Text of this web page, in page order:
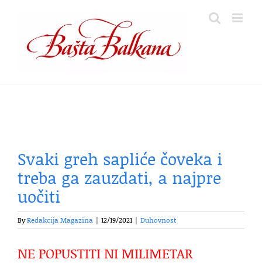
content
Svaki greh sapliće čoveka i
treba ga zauzdati, a najpre
uočiti
ByRedakcija Magazina 12/19/2021 Duhovnost
NE POPUSTITI NI MILIMETAR